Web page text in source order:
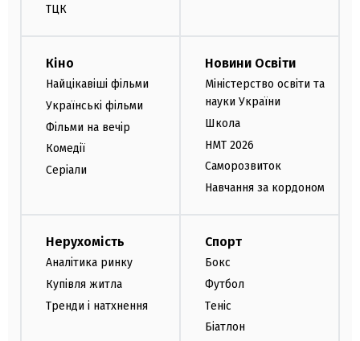
ТЦК
Кіно
Найцікавіші фільми
Українські фільми
Фільми на вечір
Комедії
Серіали
Новини Освіти
Міністерство освіти та
науки України
Школа
НМТ 2026
Саморозвиток
Навчання за кордоном
Нерухомість
Аналітика ринку
Купівля житла
Тренди і натхнення
Спорт
Бокс
Футбол
Теніс
Біатлон